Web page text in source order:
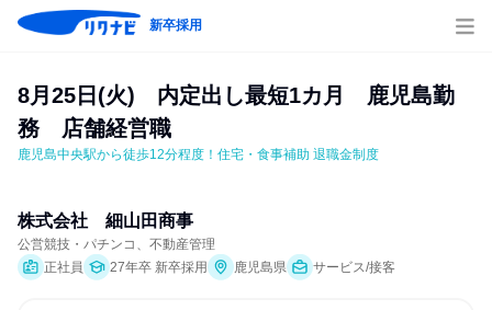
新卒採用
8月25日(火)　内定出し最短1カ月　鹿児島勤
務　店舗経営職
鹿児島中央駅から徒歩12分程度！住宅・食事補助 退職金制度
株式会社　細山田商事
公営競技・パチンコ、不動産管理
正社員
27年卒 新卒採用 鹿児島県 サービス/接客